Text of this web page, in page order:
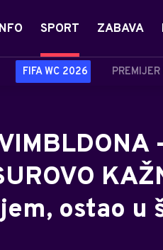
SPORT
FIFA WC 2026
ZABAVA
ostao u